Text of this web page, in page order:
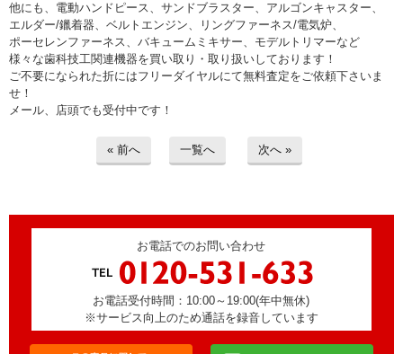
他にも、電動ハンドピース、サンドブラスター、アルゴンキャスター、
エルダー/鑞着器、ベルトエンジン、リングファーネス/電気炉、
ポーセレンファーネス、バキュームミキサー、モデルトリマーなど
様々な歯科技工関連機器を買い取り・取り扱いしております！
ご不要になられた折にはフリーダイヤルにて無料査定をご依頼下さいま
せ！
メール、店頭でも受付中です！
« 前へ 一覧へ 次へ »
お電話でのお問い合わせ
お電話受付時間：10:00～19:00(年中無休)
※サービス向上のため通話を録音しています
> 厨房機器・店舗用品買取
> 骨董品・古美術品の査定
> お問い合わせ